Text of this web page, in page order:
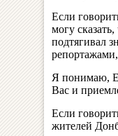
Если
могу
подтягивал
Я понимаю,
Вас и
Если
жителей